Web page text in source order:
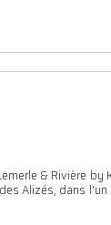
Lemerle & Rivière
Alizés, dans